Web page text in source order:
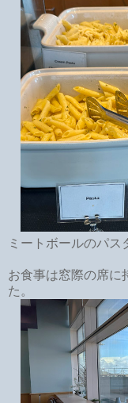
ミートボールのパス
お食事は窓際の席に
た。